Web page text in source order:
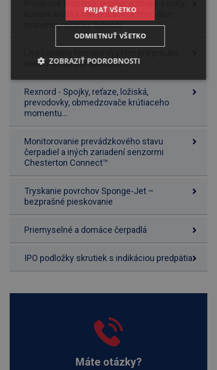
kovové krúžky, nalepovacie a špeciálne
tesnenia, rezačky tesnení
ventily a rotačné aplikácie
Rexnord - Spojky, reťaze, ložiská,
prevodovky, obmedzovače krútiaceho
momentu...
Monitorovanie prevádzkového stavu
čerpadiel a iných zariadení senzormi
Chesterton Connect™
Tryskanie povrchov Sponge-Jet –
bezprašné pieskovanie
Priemyselné a domáce čerpadlá
IPO podložky skrutiek s indikáciou predpätia
Máte otázky?
PRIJAŤ VŠETKO
ODMIETNUŤ VŠETKO
ZOBRAZIŤ PODROBNOSTI